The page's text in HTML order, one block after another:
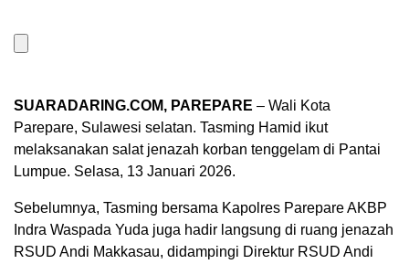
SUARADARING.COM, PAREPARE – Wali Kota
Parepare, Sulawesi selatan. Tasming Hamid ikut
melaksanakan salat jenazah korban tenggelam di Pantai
Lumpue. Selasa, 13 Januari 2026.
Sebelumnya, Tasming bersama Kapolres Parepare AKBP
Indra Waspada Yuda juga hadir langsung di ruang jenazah
RSUD Andi Makkasau, didampingi Direktur RSUD Andi